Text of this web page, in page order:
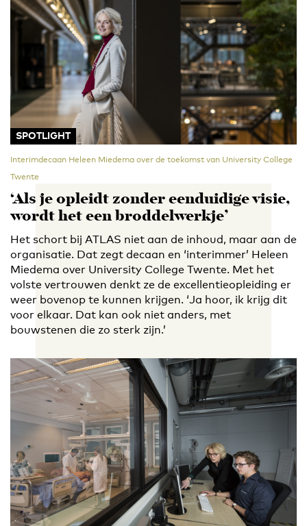
SPOTLIGHT
Interimdecaan Heleen Miedema over de toekomst van University College
Twente
‘Als je opleidt zonder eenduidige visie,
wordt het een broddelwerkje’
Het schort bij ATLAS niet aan de inhoud, maar aan de
organisatie. Dat zegt decaan en ‘interimmer’ Heleen
Miedema over University College Twente. Met het
volste vertrouwen denkt ze de excellentieopleiding er
weer bovenop te kunnen krijgen. ‘Ja hoor, ik krijg dit
voor elkaar. Dat kan ook niet anders, met
bouwstenen die zo sterk zijn.’